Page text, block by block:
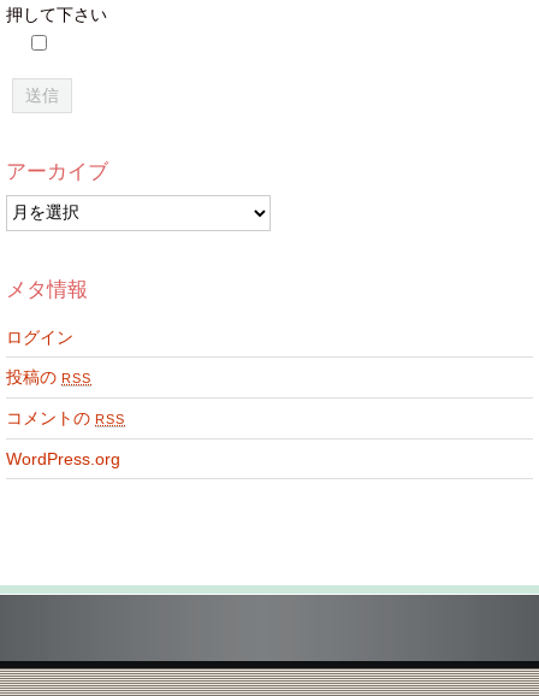
押して下さい
アーカイブ
ア
ー
イ
メタ情報
ログイン
投稿の RSS
コメントの RSS
WordPress.org